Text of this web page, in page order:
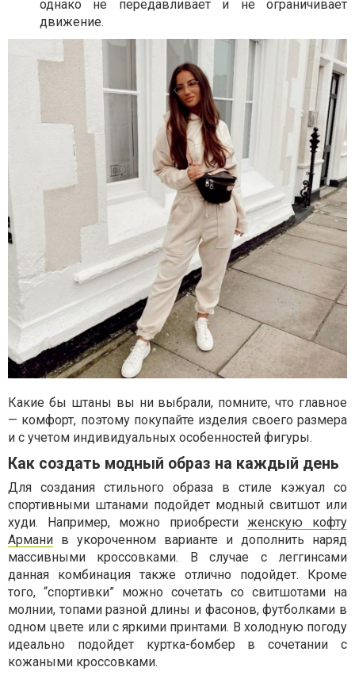
однако не передавливает и не ограничивает
движение.
Какие бы штаны вы ни выбрали, помните, что главное
— комфорт, поэтому покупайте изделия своего размера
и с учетом индивидуальных особенностей фигуры.
Как создать модный образ на каждый день
Для создания стильного образа в стиле кэжуал со
спортивными штанами подойдет модный свитшот или
худи. Например, можно приобрести женскую кофту
Армани в укороченном варианте и дополнить наряд
массивными кроссовками. В случае с леггинсами
данная комбинация также отлично подойдет. Кроме
того, “спортивки” можно сочетать со свитшотами на
молнии, топами разной длины и фасонов, футболками в
одном цвете или с яркими принтами. В холодную погоду
идеально подойдет куртка-бомбер в сочетании с
кожаными кроссовками.